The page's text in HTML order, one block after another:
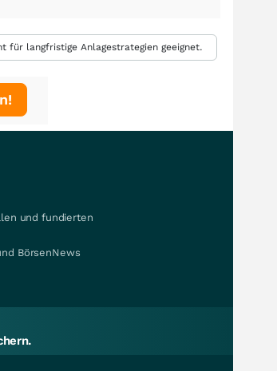
langfristige Anlagestrategien geeignet.
und fundierten
BörsenNews